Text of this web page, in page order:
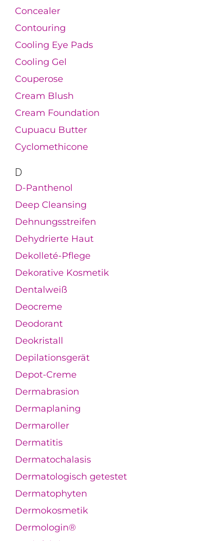
Concealer
Contouring
Cooling Eye Pads
Cooling Gel
Couperose
Cream Blush
Cream Foundation
Cupuacu Butter
Cyclomethicone
D
D-Panthenol
Deep Cleansing
Dehnungsstreifen
Dehydrierte Haut
Dekolleté-Pflege
Dekorative Kosmetik
Dentalweiß
Deocreme
Deodorant
Deokristall
Depilationsgerät
Depot-Creme
Dermabrasion
Dermaplaning
Dermaroller
Dermatitis
Dermatochalasis
Dermatologisch getestet
Dermatophyten
Dermokosmetik
Dermologin®